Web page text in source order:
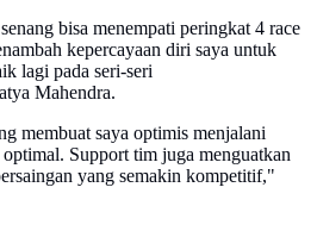
bisa menempati peringkat 4 race
kepercayaan diri saya untuk
lagi pada seri-seri
Mahendra.
membuat saya optimis menjalani
Support tim juga menguatkan
yang semakin kompetitif,"